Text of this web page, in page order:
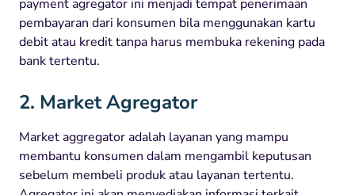
payment agregator ini menjadi tempat penerimaan
pembayaran dari konsumen bila menggunakan kartu
debit atau kredit tanpa harus membuka rekening pada
bank tertentu.
2. Market Agregator
Market aggregator adalah layanan yang mampu
membantu konsumen dalam mengambil keputusan
sebelum membeli produk atau layanan tertentu.